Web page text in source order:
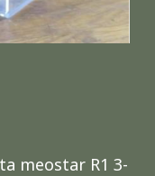
meostar R1 3-